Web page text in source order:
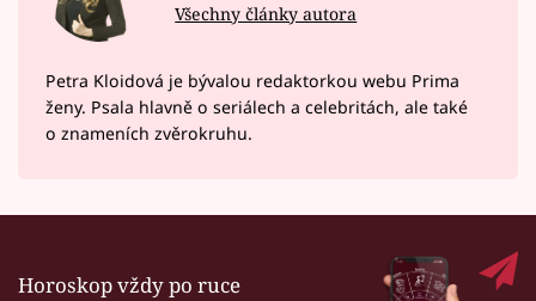
Všechny články autora
Petra Kloidová je bývalou redaktorkou webu Prima
ženy. Psala hlavně o seriálech a celebritách, ale také
o znameních zvěrokruhu.
Horoskop vždy po ruce